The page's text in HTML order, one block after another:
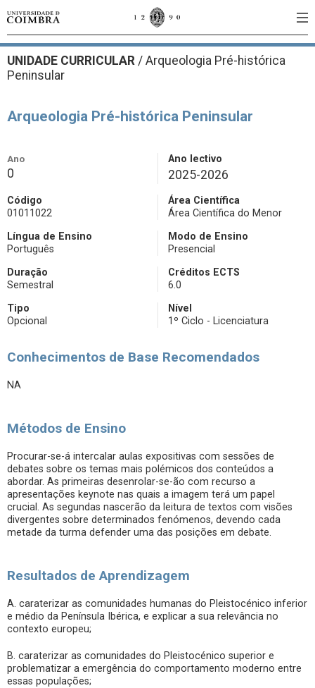
UNIDADE CURRICULAR / Arqueologia Pré-histórica
Peninsular
Arqueologia Pré-histórica Peninsular
Ano
0
Ano lectivo
2025-2026
Código
01011022
Área Científica
Área Científica do Menor
Língua de Ensino
Português
Modo de Ensino
Presencial
Duração
Semestral
Créditos ECTS
6.0
Tipo
Opcional
Nível
1º Ciclo - Licenciatura
Conhecimentos de Base Recomendados
NA
Métodos de Ensino
Procurar-se-á intercalar aulas expositivas com sessões de
debates sobre os temas mais polémicos dos conteúdos a
abordar. As primeiras desenrolar-se-ão com recurso a
apresentações keynote nas quais a imagem terá um papel
crucial. As segundas nascerão da leitura de textos com visões
divergentes sobre determinados fenómenos, devendo cada
metade da turma defender uma das posições em debate.
Resultados de Aprendizagem
A. caraterizar as comunidades humanas do Pleistocénico inferior
e médio da Península Ibérica, e explicar a sua relevância no
contexto europeu;
B. caraterizar as comunidades do Pleistocénico superior e
problematizar a emergência do comportamento moderno entre
essas populações;